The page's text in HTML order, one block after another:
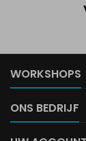
WORKSHOPS
ONS BEDRIJF